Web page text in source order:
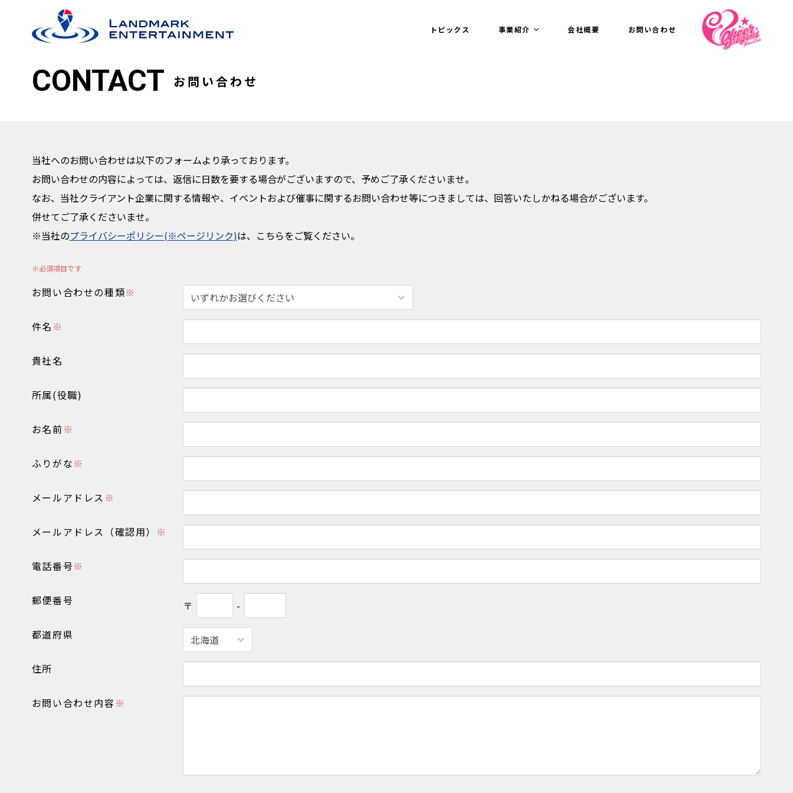
トピックス 事業紹介 会社概要 お問い合わせ
CONTACT お問い合わせ
当社へのお問い合わせは以下のフォームより承っております。
お問い合わせの内容によっては、返信に日数を要する場合がございますので、予めご了承くださいませ。
なお、当社クライアント企業に関する情報や、イベントおよび催事に関するお問い合わせ等につきましては、回答いたしかねる場合がございます。
併せてご了承くださいませ。
※当社のプライバシーポリシー(※ページリンク)は、こちらをご覧ください。
※必須項目です
お問い合わせの種類※
件名 ※
貴社名
所属(役職)
お名前※
ふりがな※
メールアドレス ※
メールアドレス（確認用） ※
電話番号※
郵便番号 〒 -
都道府県
住所
お問い合わせ内容 ※